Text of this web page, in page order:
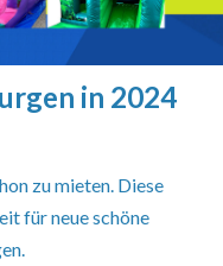
in 2024
zu mieten. Diese
für neue schöne